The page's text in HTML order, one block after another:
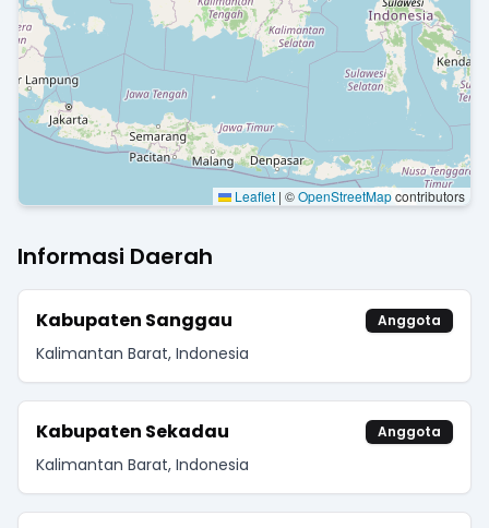
Leaflet | ©OpenStreetMapcontributors
Informasi Daerah
Kabupaten Sanggau Anggota
Kalimantan Barat, Indonesia
Kabupaten Sekadau Anggota
Kalimantan Barat, Indonesia